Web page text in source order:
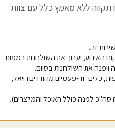
ללא מאמץ כלל עם צוות
האירוע, יערוך את השולחנות במפות
ויפנה את השולחנות בסיום.
כלים חד-פעמיים מהודרים רויאל,